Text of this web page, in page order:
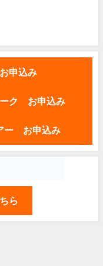
申込み
ーク お申込み
ー お申込み
せ
ら